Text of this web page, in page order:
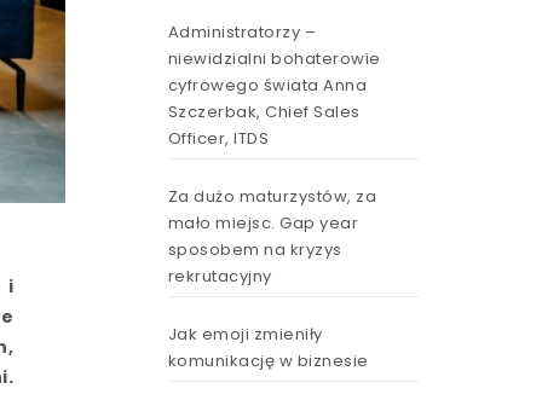
i
Administratorzy –
niewidzialni bohaterowie
cyfrowego świata Anna
Szczerbak, Chief Sales
Officer, ITDS
Za dużo maturzystów, za
mało miejsc. Gap year
sposobem na kryzys
rekrutacyjny
Jak emoji zmieniły
komunikację w biznesie